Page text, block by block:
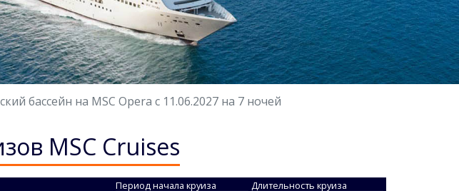
бассейн на MSC Opera с 11.06.2027 на 7 ночей
MSC Cruises
Период начала круиза Длительность круиза